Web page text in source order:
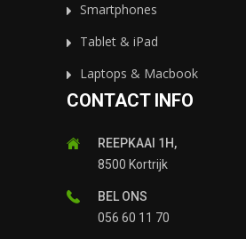
Smartphones
Tablet & iPad
Laptops & Macbook
CONTACT INFO
REEPKAAI 1H,
8500 Kortrijk
BEL ONS
056 60 11 70